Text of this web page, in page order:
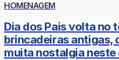
HOMENAGEM
Dia dos Pais volta no
brincadeiras antigas,
muita nostalgia